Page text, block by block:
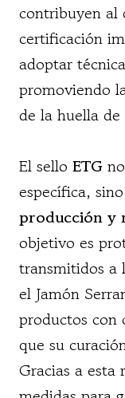
contribuyen al
certificación
adoptar
promoviendo
de la huella de
El sello ETG
específica,
producción y
objetivo es
transmitidos a
el Jamón
productos con
que su
Gracias a esta